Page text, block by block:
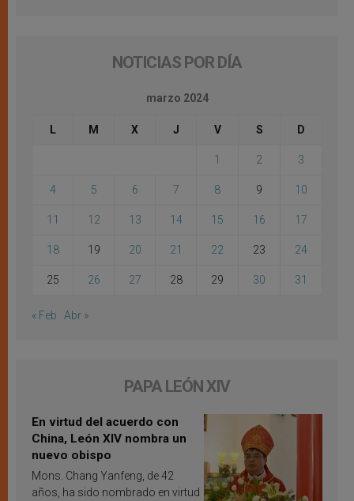
NOTICIAS POR DÍA
marzo 2024
L M X J V S D
1 2 3
4 5 6 7 8 9 10
11 12 13 14 15 16 17
18 19 20 21 22 23 24
25 26 27 28 29 30 31
« Feb Abr »
PAPA LEÓN XIV
En virtud del acuerdo con
China, León XIV nombra un
nuevo obispo
Mons. Chang Yanfeng, de 42
años, ha sido nombrado en virtud